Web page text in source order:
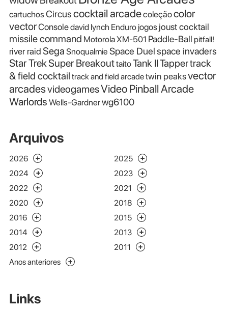
cartuchosCircuscocktail arcadecoleçãocolor
vectorConsoledavid lynch Enduro jogos joust cocktail
missile command Motorola XM-501 Paddle-Ball pitfall!
river raidSega Snoqualmie Space Duelspace invaders
Star TrekSuper BreakouttaitoTank IITappertrack
& field cocktail track and field arcadetwin peaksvector
arcadesvideogamesVideo Pinball Arcade
Warlords Wells-Gardnerwg6100
Arquivos
2026
2025
2024
2023
2022
2021
2020
2018
2016
2015
2014
2013
2012
2011
Anos anteriores
Links